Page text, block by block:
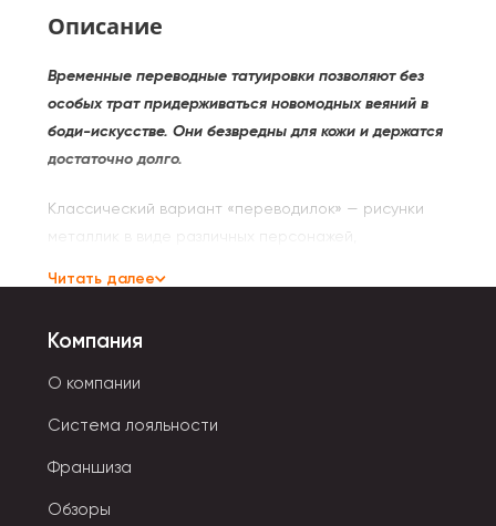
Описание
Временные переводные татуировки позволяют без
особых трат придерживаться новомодных веяний в
боди-искусстве. Они безвредны для кожи и держатся
достаточно долго.
Классический вариант «переводилок» — рисунки
металлик в виде различных персонажей,
геометрических фигур, абстрактных узоров,
единорогами, сказочными принцессами.
Читать далее
Компания
О компании
Система лояльности
Франшиза
Обзоры